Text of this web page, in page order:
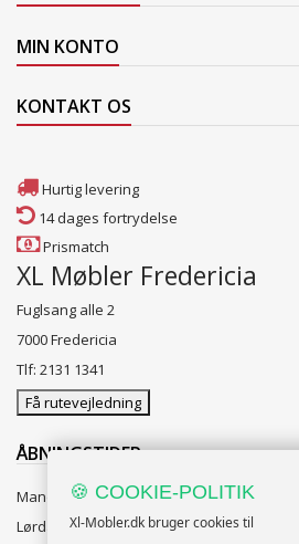
MIN KONTO
KONTAKT OS
Hurtig levering
14 dages fortrydelse
Prismatch
XL Møbler Fredericia
Fuglsang alle 2
7000 Fredericia
Tlf: 2131 1341
Få rutevejledning
ÅBNINGSTIDER:
Mandag til Fredag 10:00 til 18:00
Lørdag og Søndag 10:00 til 16:00
🍪 COOKIE-POLITIK
Xl-Mobler.dk bruger cookies til